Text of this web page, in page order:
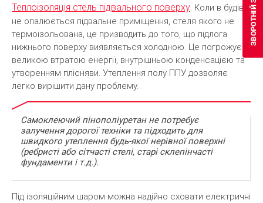
Теплоізоляція стель підвального поверху. Коли в будівлі
не опалюється підвальне приміщення, стеля якого не
термоізольована, це призводить до того, що підлога
нижнього поверху виявляється холодною. Це погрожує
великою втратою енергії, внутрішньою конденсацією та
утворенням плісняви. Утеплення полу ППУ дозволяє
легко вирішити дану проблему.
Самоклеючий пінополіуретан не потребує
залучення дорогої техніки та підходить для
швидкого утеплення будь-якої нерівної поверхні
(ребристі або сітчасті стелі, старі склепінчасті
фундаменти і т.д.).
Під ізоляційним шаром можна надійно сховати електричні